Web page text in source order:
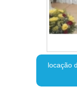
locação